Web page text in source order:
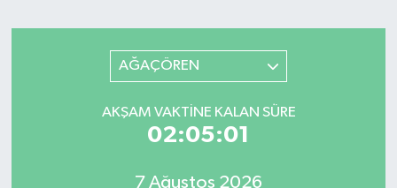
AĞAÇÖREN
AKŞAM VAKTINE KALAN SÜRE
02:05:01
7 Ağustos 2026
Son Dakika Haberleri